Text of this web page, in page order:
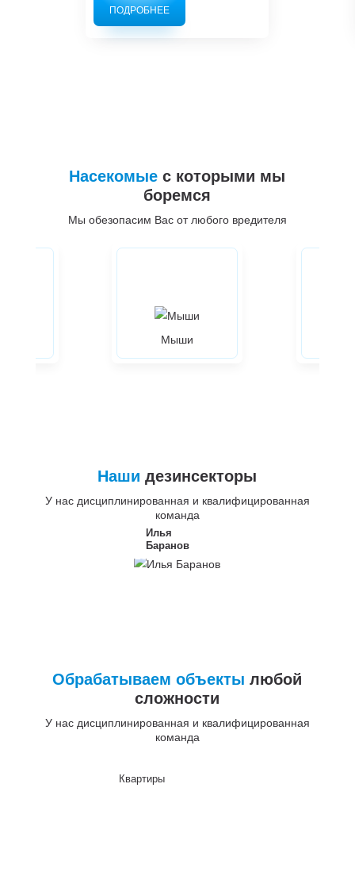
ПОДРОБНЕЕ
Насекомые с которыми мы
боремся
Мы обезопасим Вас от любого вредителя
Мыши
Наши дезинсекторы
У нас дисциплинированная и квалифицированная
команда
Илья
Баранов
Обрабатываем объекты любой
сложности
У нас дисциплинированная и квалифицированная
команда
Квартиры